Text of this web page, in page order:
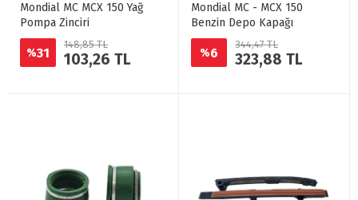
Mondial MC MCX 150 Yağ
Pompa Zinciri
%31
148,85 TL
103,26 TL
Mondial MC - MCX 150
Benzin Depo Kapağı
%6
344,47 TL
323,88 TL